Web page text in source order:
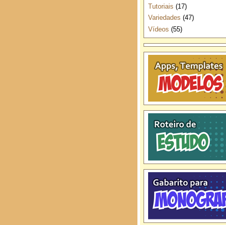
Tutoriais (17)
Variedades (47)
Vídeos (55)